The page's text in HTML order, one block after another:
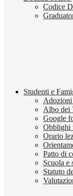
Codice
Studenti e
Albo dei
Google
Obblighi
Orario
Patto di
Scuola e
Statuto